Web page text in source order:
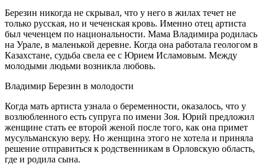
Березин никогда не скрывал, что у него в жилах течет не
только русская, но и чеченская кровь. Именно отец артиста
был чеченцем по национальности. Мама Владимира родилась
на Урале, в маленькой деревне. Когда она работала геологом в
Казахстане, судьба свела ее с Юрием Исламовым. Между
молодыми людьми возникла любовь.
Владимир Березин в молодости
Когда мать артиста узнала о беременности, оказалось, что у
возлюбленного есть супруга по имени Зоя. Юрий предложил
женщине стать ее второй женой после того, как она примет
мусульманскую веру. Но женщина этого не хотела и приняла
решение отправиться к родственникам в Орловскую область,
где и родила сына.